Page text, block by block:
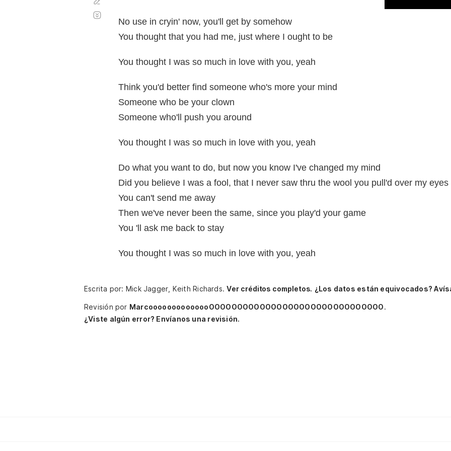
No use in cryin' now, you'll get by somehow
You thought that you had me, just where I ought to be
You thought I was so much in love with you, yeah
Think you'd better find someone who's more your mind
Someone who be your clown
Someone who'll push you around
You thought I was so much in love with you, yeah
Do what you want to do, but now you know I've changed my mind
Did you believe I was a fool, that I never saw thru the wool you pull'd over my eyes
You can't send me away
Then we've never been the same, since you play'd your game
You 'll ask me back to stay
You thought I was so much in love with you, yeah
automático
Escrita por: Mick Jagger, Keith Richards.Ver créditos completos. ¿Los datos están equivocados?
Revisión por MarcoooooooooooooOOOOOOOOOOOOOOOOOOOOOOOOOOOOOOO.
¿Viste algún error? Envíanos una revisión.